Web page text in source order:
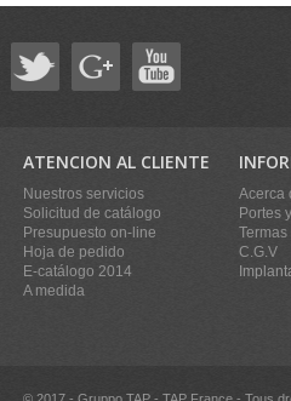
ATENCION AL CLIENTE
Nuestros servicios
Solicitud de catálogo
Presupuesto on-line
Hoja de pedido
E-catálogo 2014
A medida
Acerca
Portes
C.G.V